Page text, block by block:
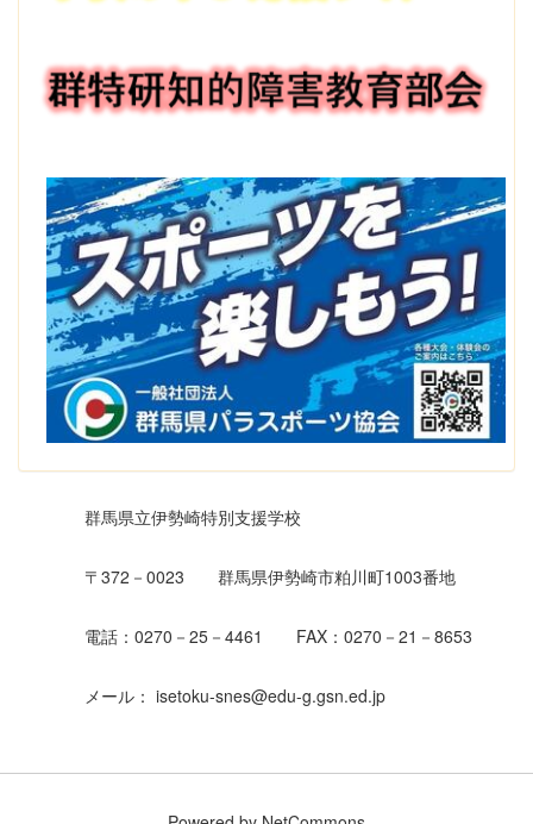
群馬県立伊勢崎特別支援学校
〒372－0023 群馬県伊勢崎市粕川町1003番地
電話：0270－25－4461 FAX：0270－21－8653
メール： isetoku-snes@edu-g.gsn.ed.jp